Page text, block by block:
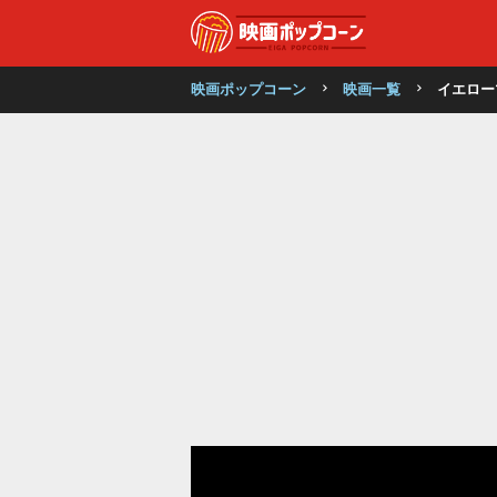
映画ポップコーン 映画一覧 イエロ